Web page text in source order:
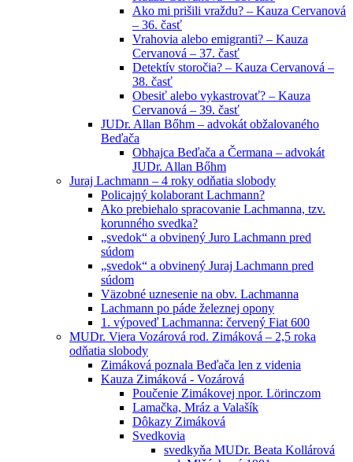
Ako mi prišili vraždu? – Kauza Cervanová
– 36. časť
Vrahovia alebo emigranti? – Kauza
Cervanová – 37. časť
Detektív storočia? – Kauza Cervanová –
38. časť
Obesiť alebo vykastrovať? – Kauza
Cervanová – 39. časť
JUDr. Allan Bőhm – advokát obžalovaného
Beďača
Obhajca Beďača a Čermana – advokát
JUDr. Allan Bőhm
Juraj Lachmann – 4 roky odňatia slobody
Policajný kolaborant Lachmann?
Ako prebiehalo spracovanie Lachmanna, tzv.
korunného svedka?
„svedok“ a obvinený Juro Lachmann pred
súdom
„svedok“ a obvinený Juraj Lachmann pred
súdom
Väzobné uznesenie na obv. Lachmanna
Lachmann po páde železnej opony
1. výpoveď Lachmanna: červený Fiat 600
MUDr. Viera Vozárová rod. Zimáková – 2,5 roka
odňatia slobody
Zimáková poznala Beďača len z videnia
Kauza Zimáková - Vozárová
Poučenie Zimákovej npor. Lörinczom
Lamačka, Mráz a Valašík
Dôkazy Zimáková
Svedkovia
svedkyňa MUDr. Beata Kollárová